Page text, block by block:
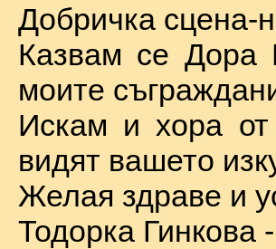
Добричка сцена-
Казвам се Дора
моите
Искам и хора
видят вашето
Желая здраве и
Тодорка Гинкова